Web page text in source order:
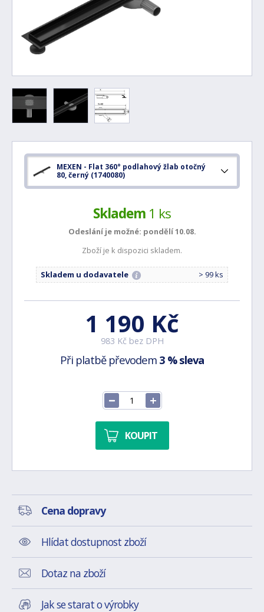
MEXEN - Flat 360° podlahový žlab otočný
80, černý (1740080)
Skladem 1 ks
Odeslání je možné: pondělí 10.08.
Zboží je k dispozici skladem.
Skladem u dodavatele > 99 ks
1 190 Kč
983 Kč bez DPH
Při platbě převodem 3 % sleva
KOUPIT
Cena dopravy
Hlídat dostupnost zboží
Dotaz na zboží
Jak se starat o výrobky